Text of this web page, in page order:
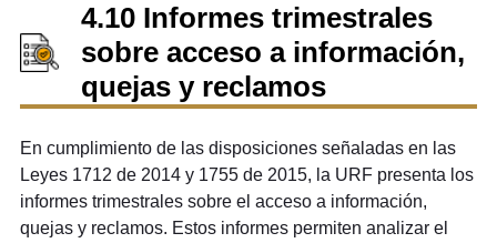
4.10 Informes trimestrales
sobre acceso a información,
quejas y reclamos
En cumplimiento de las disposiciones señaladas en las
Leyes 1712 de 2014 y 1755 de 2015, la URF presenta los
informes trimestrales sobre el acceso a información,
quejas y reclamos. Estos informes permiten analizar el